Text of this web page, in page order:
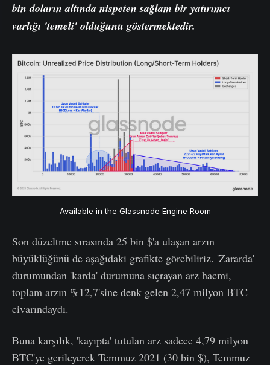
bin doların altında nispeten sağlam bir yatırımcı
varlığı 'temeli' olduğunu göstermektedir.
Available in the Glassnode Engine Room
Son düzeltme sırasında 25 bin $'a ulaşan arzın
büyüklüğünü de aşağıdaki grafikte görebiliriz. 'Zararda'
durumundan 'karda' durumuna sıçrayan arz hacmi,
toplam arzın %12,7'sine denk gelen 2,47 milyon BTC
civarındaydı.
Buna karşılık, 'kayıpta' tutulan arz sadece 4,79 milyon
BTC'ye gerileyerek Temmuz 2021 (30 bin $), Temmuz